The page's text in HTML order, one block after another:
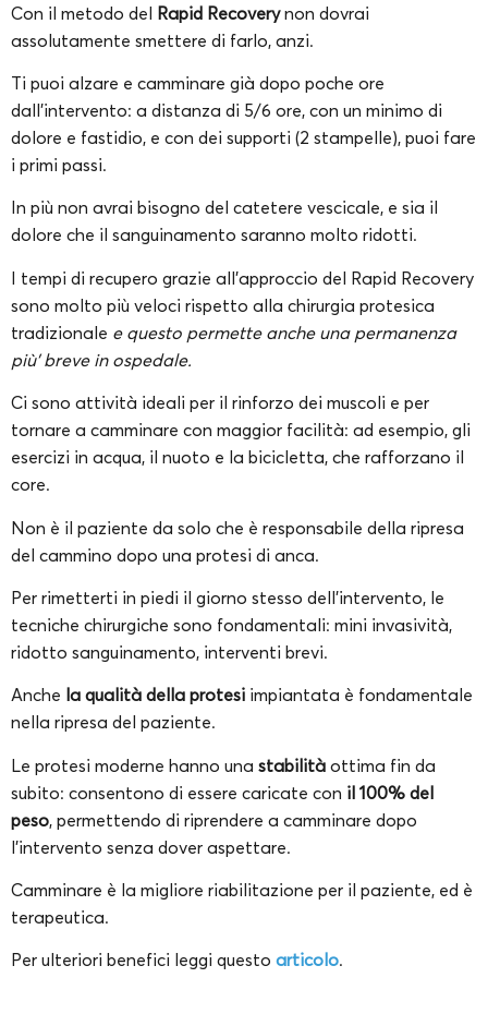
Con il metodo del Rapid Recoverynon dovrai
assolutamente smettere di farlo, anzi.
Ti puoi alzare e camminare già dopo poche ore
dall’intervento: a distanza di 5/6 ore, con un minimo di
dolore e fastidio, e con dei supporti (2 stampelle), puoi fare
i primi passi.
In più non avrai bisogno del catetere vescicale, e sia il
dolore che il sanguinamento saranno molto ridotti.
I tempi di recupero grazie all’approccio del Rapid Recovery
sono molto più veloci rispetto alla chirurgia protesica
tradizionale e questo permette anche una permanenza
più’ breve in ospedale.
Ci sono attività ideali per il rinforzo dei muscoli e per
tornare a camminare con maggior facilità: ad esempio, gli
esercizi in acqua, il nuoto e la bicicletta, che rafforzano il
core.
Non è il paziente da solo che è responsabile della ripresa
del cammino dopo una protesi di anca.
Per rimetterti in piedi il giorno stesso dell’intervento, le
tecniche chirurgiche sono fondamentali: mini invasività,
ridotto sanguinamento, interventi brevi.
Anche la qualità della protesi impiantata è fondamentale
nella ripresa del paziente.
Le protesi moderne hanno una stabilità ottima fin da
subito: consentono di essere caricate con il 100% del
peso, permettendo di riprendere a camminare dopo
l’intervento senza dover aspettare.
Camminare è la migliore riabilitazione per il paziente, ed è
terapeutica.
Per ulteriori benefici leggi questo articolo.